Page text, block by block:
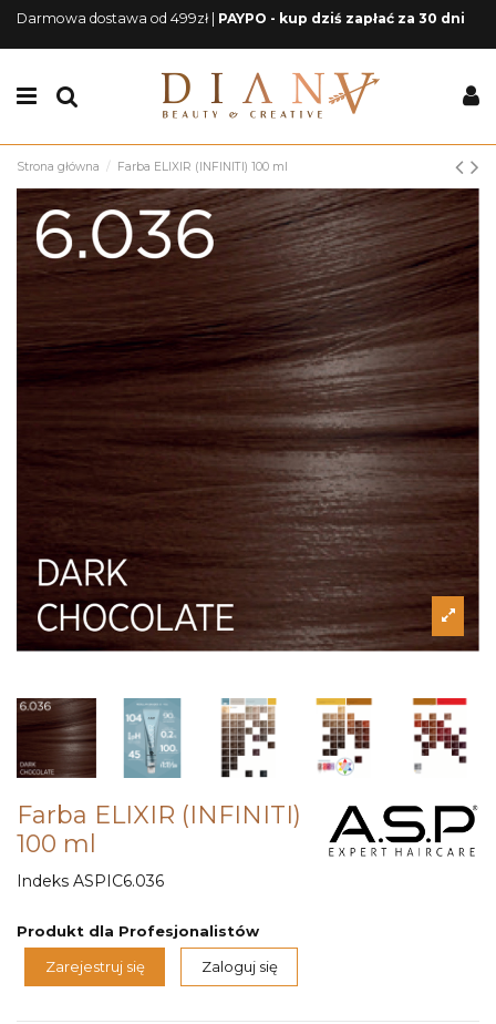
Darmowa dostawa od 499zł | PAYPO - kup dziś zapłać za 30 dni
Strona główna Farba ELIXIR (INFINITI) 100 ml
Farba ELIXIR (INFINITI)
100 ml
Indeks ASPIC6.036
Produkt dla Profesjonalistów
Zarejestruj się
Zaloguj się